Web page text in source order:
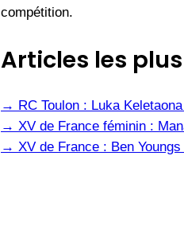
compétition.
Articles les
→ RC Toulon : Luka
→ XV de France féminin :
→ XV de France : Ben